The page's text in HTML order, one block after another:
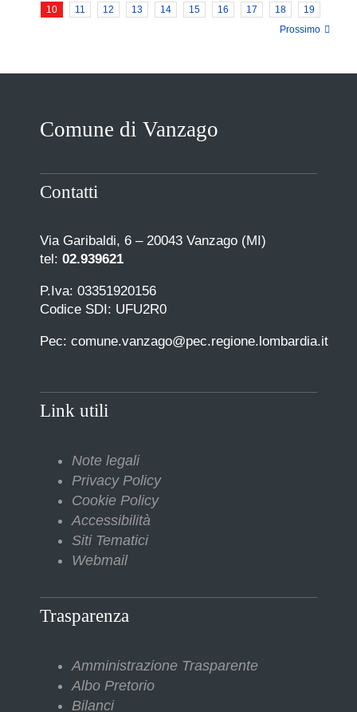
10
11 12 13 14 15 16 17 18
19
Prossimo
Comune di Vanzago
Contatti
Via Garibaldi, 6 – 20043 Vanzago (MI)
tel: 02.939621
P.Iva: 03351920156
Codice SDI: UFU2R0
Pec: comune.vanzago@pec.regione.lombardia.it
Link utili
Note legali
Privacy Policy
Cookie Policy
Accessibilità
Siti Tematici
Webmail
Trasparenza
Amministrazione Trasparente
Albo Pretorio
Bilanci